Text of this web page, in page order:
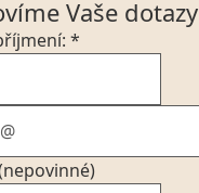
Vaše dotazy
*